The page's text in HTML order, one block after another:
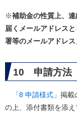
※補助金の性質上、
届くメールアドレスと
署等のメールアドレ
10 申請方法
「8 申請様式」 掲載
の上、添付書類を添